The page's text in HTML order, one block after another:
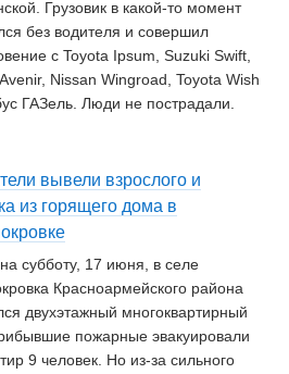
Грузовик в какой-то момент
без водителя и совершил
с Toyota Ipsum, Suzuki Swift,
Nissan Wingroad, Toyota Wish
ГАЗель. Люди не пострадали.
вывели взрослого и
из горящего дома в
субботу, 17 июня, в селе
Красноармейского района
двухэтажный многоквартирный
пожарные эвакуировали
9 человек. Но из-за сильного